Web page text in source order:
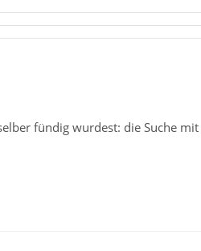
fündig wurdest: die Suche mit